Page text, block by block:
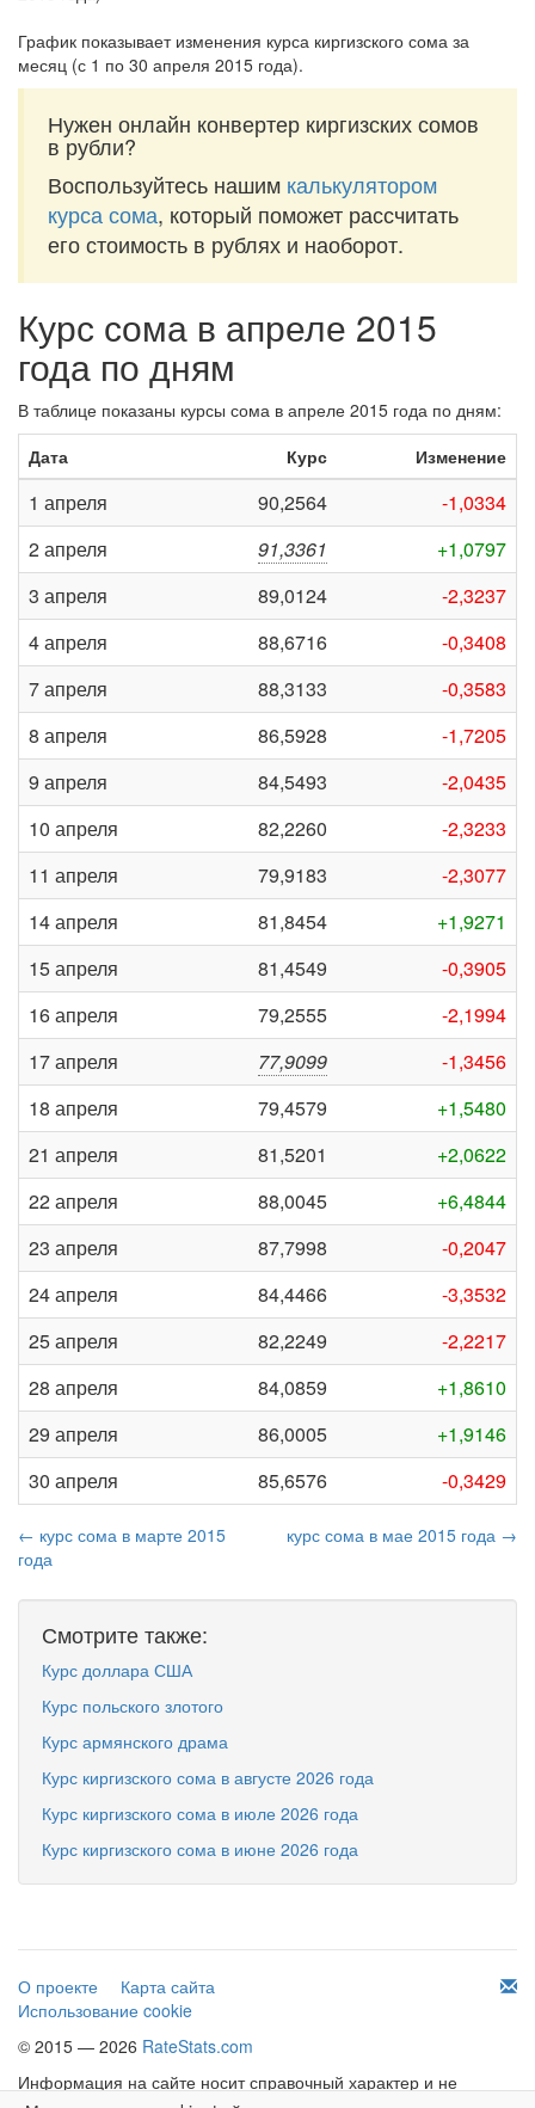
График показывает изменения курса киргизского сома за
месяц (с 1 по 30 апреля 2015 года).
Нужен онлайн конвертер киргизских сомов
в рубли?
Воспользуйтесь нашим калькулятором
курса сома, который поможет рассчитать
его стоимость в рублях и наоборот.
Курс сома в апреле 2015
года по дням
В таблице показаны курсы сома в апреле 2015 года по дням:
Дата
Курс Изменение
1 апреля 90,2564
-1,0334
2 апреля
91,3361
+1,0797
3 апреля
89,0124
-2,3237
4 апреля
88,6716
-0,3408
7 апреля
88,3133
-0,3583
8 апреля
86,5928
-1,7205
9 апреля
84,5493
-2,0435
10 апреля
82,2260
-2,3233
11 апреля
79,9183
-2,3077
14 апреля
81,8454
+1,9271
15 апреля
81,4549
-0,3905
16 апреля
79,2555
-2,1994
17 апреля
77,9099
-1,3456
18 апреля
79,4579
+1,5480
21 апреля
81,5201
+2,0622
22 апреля
88,0045
+6,4844
23 апреля
87,7998
-0,2047
24 апреля
84,4466
-3,3532
25 апреля
82,2249
-2,2217
28 апреля
84,0859
+1,8610
29 апреля
86,0005
+1,9146
30 апреля
85,6576 -0,3429
← курс сома в марте 2015
года
курс сома в мае 2015 года →
Смотрите также:
Курс доллара США
Курс польского злотого
Курс армянского драма
Курс киргизского сома в августе 2026 года
Курс киргизского сома в июле 2026 года
Курс киргизского сома в июне 2026 года
О проекте
Карта сайта
Использование cookie
© 2015 — 2026 RateStats.com
Информация на сайте носит справочный характер и не